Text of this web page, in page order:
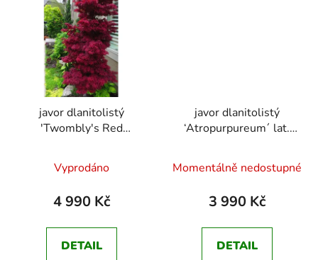
javor dlanitolistý
'Twombly's Red
palmatum 100-150 cm
hodnocení
produktu
4,5
z
Vyprodáno
4 990 Kč
DETAIL
javor dlanitolistý
‘Atropurpureum´ lat.
160 cm
hodnocení
produktu
4,9
z
Momentálně nedostupné
3 990 Kč
DETAIL